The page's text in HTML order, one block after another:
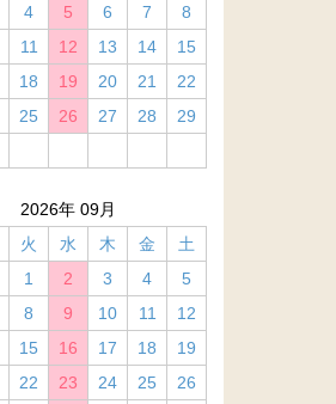
4 5 6 7
8
11 12 13 14
15
18 19 20 21
22
25 26 27 28
29
2026年 09月
火 水 木 金
土
1
2 3 4
5
8 9 10 11
12
15 16 17 18
19
22 23 24 25
26